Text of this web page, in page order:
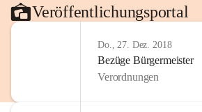
Veröffentlichungsportal
Do., 27. Dez. 2018
Bezüge Bürgermeister
Verordnungen